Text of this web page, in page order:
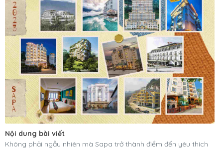
Nội dung bài viết
Không phải ngẫu nhiên mà Sapa trở thành điểm đến yêu thích